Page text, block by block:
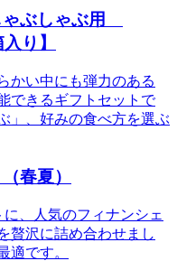
ぶしゃぶ用
り】
かい中にも弾力のある
できるギフトセットで
」、好みの食べ方を選ぶ
春夏）
、人気のフィナンシェ
贅沢に詰め合わせまし
適です。